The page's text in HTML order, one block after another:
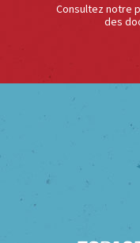
Consultez notre
des